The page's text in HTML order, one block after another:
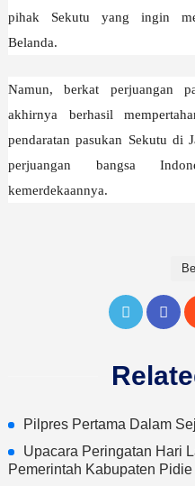
pihak Sekutu yang ingin
Belanda.
Namun, berkat perjuangan
akhirnya berhasil
pendaratan pasukan Sekutu di
perjuangan bangsa
kemerdekaannya.
Pilpres Pertama Dalam
Upacara Peringatan Hari
Pemerintah Kabupaten Pidie